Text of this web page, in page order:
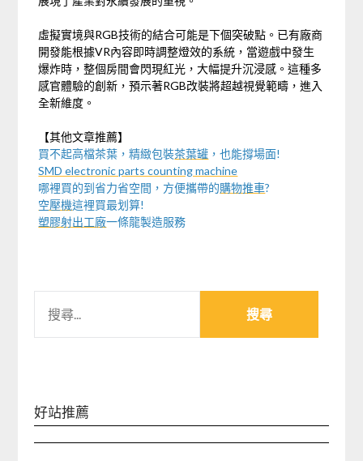
虛擬實境與RGB技術的結合可能是下個突破點。已有廠商
開發能根據VR內容即時調整燈效的系統，當遊戲中發生
爆炸時，整個房間會閃現紅光，大幅提升沉浸感。這種多
感官體驗的創新，預示著RGB改裝將超越視覺範疇，進入
全新維度。
【其他文章推薦】
買不起高檔茶葉，精緻包裝茶葉罐 ，也能撐場面!
SMD electronic parts counting machine
哪裡買的到省力省空間，方便攜帶的購物推車?
空壓機這裡買最划算!
塑膠射出工廠一條龍製造服務
關
好站推薦